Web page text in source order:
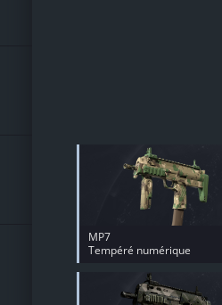
MP7
Tempéré numérique